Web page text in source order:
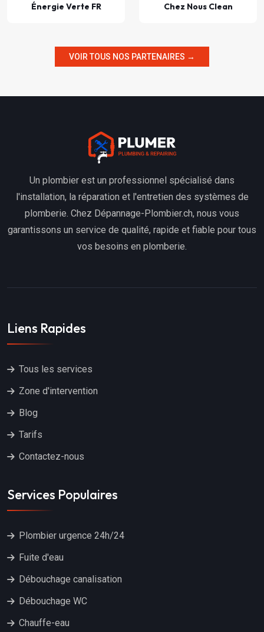
Énergie Verte FR Chez Nous Clean
VOIR TOUS NOS PARTENAIRES →
Un plombier est un professionnel spécialisé dans
l'installation, la réparation et l'entretien des systèmes de
plomberie. Chez Dépannage-Plombier.ch, nous vous
garantissons un service de qualité, rapide et fiable pour tous
vos besoins en plomberie.
Liens Rapides
Tous les services
Zone d'intervention
Blog
Tarifs
Contactez-nous
Services Populaires
Plombier urgence 24h/24
Fuite d'eau
Débouchage canalisation
Débouchage WC
Chauffe-eau